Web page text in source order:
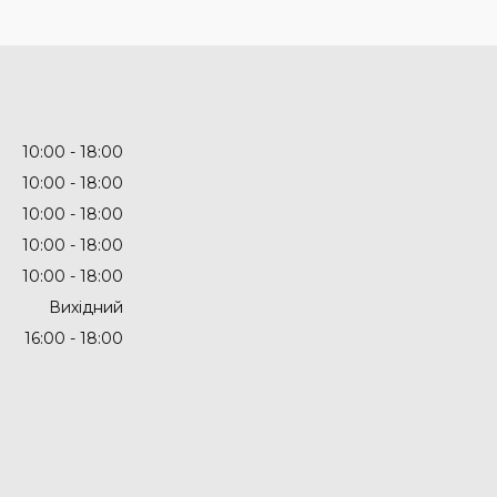
10:00
18:00
10:00
18:00
10:00
18:00
10:00
18:00
10:00
18:00
Вихідний
16:00
18:00